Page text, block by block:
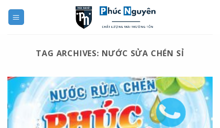
TAG ARCHIVES: NƯỚC SỬA CHÉN SỈ